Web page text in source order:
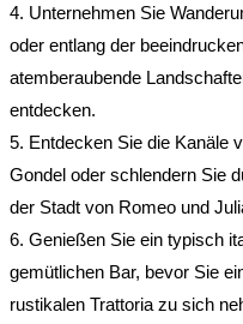
4. Unternehmen Sie
oder entlang der
atemberaubende
entdecken.
5. Entdecken Sie die Kanäle
Gondel oder schlendern Sie
der Stadt von Romeo und
6. Genießen Sie ein typisch
gemütlichen Bar, bevor Sie
rustikalen Trattoria zu sich